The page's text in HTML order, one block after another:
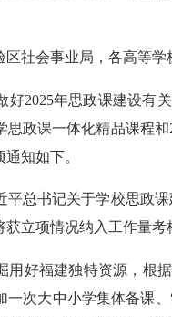
社会事业局，各高等学
年思政课建设有关
思政课一体化精品课程
知如下。
书记关于学校思政课
立项情况纳入工作量
福建独特资源，根据
一次大中小学集体备课